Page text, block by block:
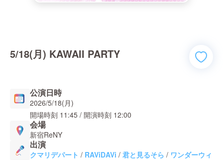
5/18(月) KAWAII PARTY
公演日時
2026/5/18(月)
開場時刻 11:45 / 開演時刻 12:00
会場
新宿ReNY
出演
クマリデパート / RAViDAVi / 君と見るそら / ワンダーウィ